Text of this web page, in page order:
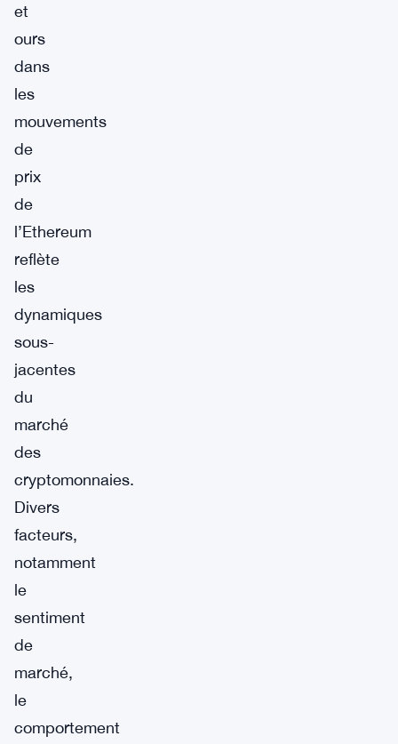
et
ours
dans
les
mouvements
de
prix
de
l’Ethereum
reflète
les
dynamiques
sous-
jacentes
du
marché
des
cryptomonnaies.
Divers
facteurs,
notamment
le
sentiment
de
marché,
le
comportement